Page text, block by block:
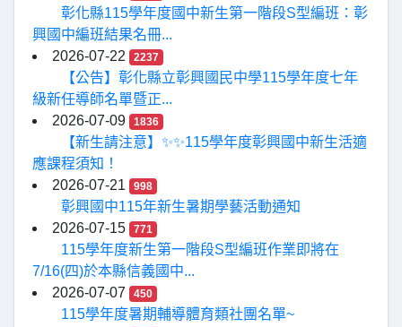
彰化縣115學年度國中新生第一階段S型編班：彰
興國中編班結果名冊...
2026-07-22
2237
【公告】彰化縣立彰興國民中學115學年度七年
級新任導師名單暨正...
2026-07-09
1836
【新生請注意】✨✨115學年度彰興國中新生活適
應課程須知！
2026-07-21
998
彰興國中115年新生暑期學藝活動通知
2026-07-15
771
115學年度新生第一階段S型編班作業即將在
7/16(四)於本縣信義國中...
2026-07-07
450
115學年度暑期輔導體育類社團名單~